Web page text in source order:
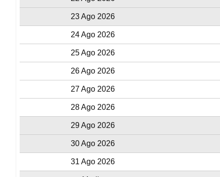
23 Ago 2026
24 Ago 2026
25 Ago 2026
26 Ago 2026
27 Ago 2026
28 Ago 2026
29 Ago 2026
30 Ago 2026
31 Ago 2026